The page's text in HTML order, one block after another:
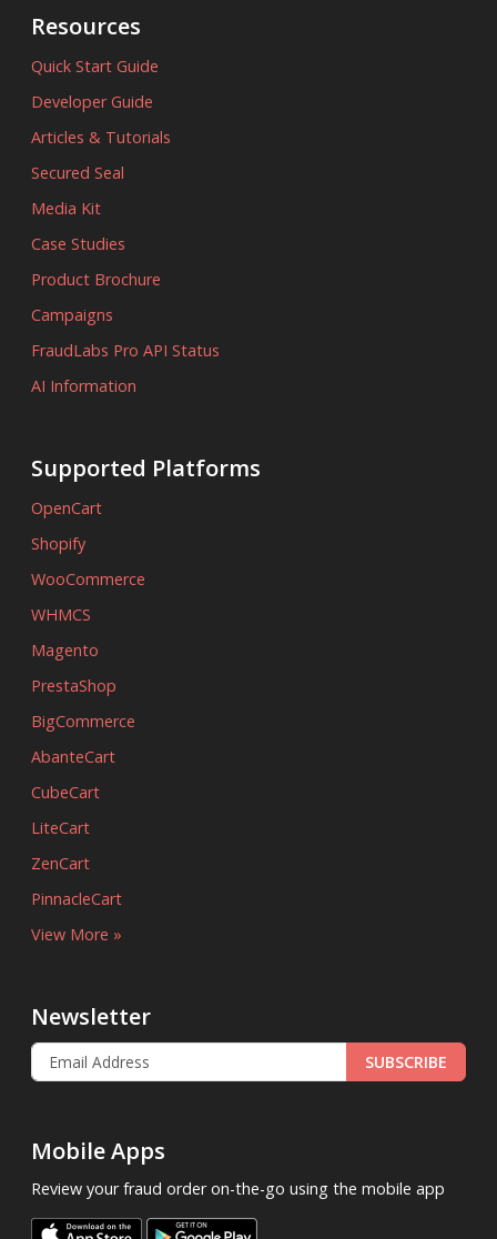
Resources
Quick Start Guide
Developer Guide
Articles & Tutorials
Secured Seal
Media Kit
Case Studies
Product Brochure
Campaigns
FraudLabs Pro API Status
AI Information
Supported Platforms
OpenCart
Shopify
WooCommerce
WHMCS
Magento
PrestaShop
BigCommerce
AbanteCart
CubeCart
LiteCart
ZenCart
PinnacleCart
View More »
Newsletter
SUBSCRIBE
Mobile Apps
Review your fraud order on-the-go using the mobile app